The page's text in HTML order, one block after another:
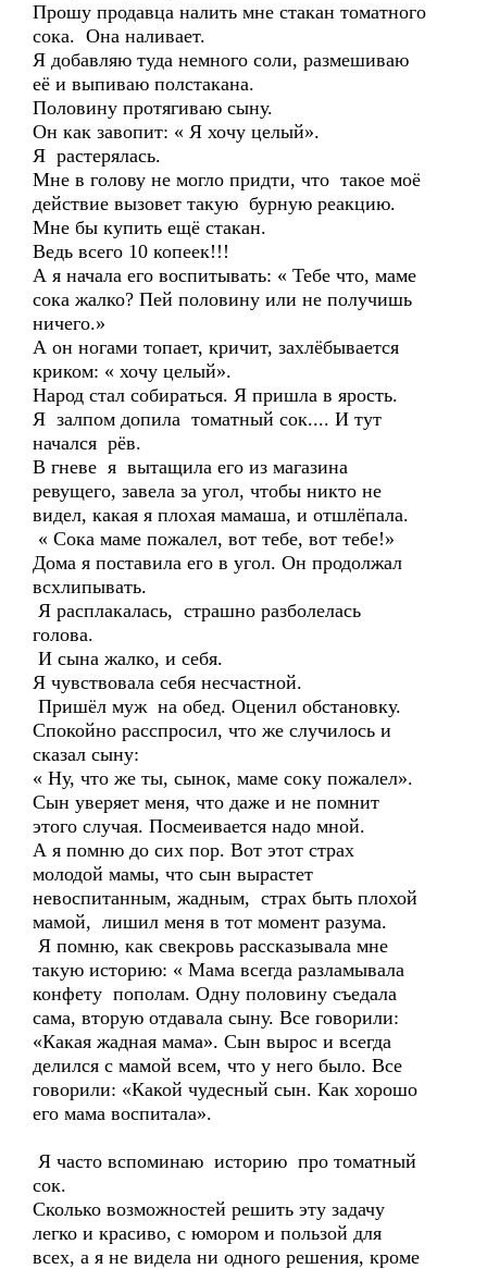
Прошу продавца налить мне стакан томатного
сока. Она наливает.
Я добавляю туда немного соли, размешиваю
её и выпиваю полстакана.
Половину протягиваю сыну.
Он как завопит: « Я хочу целый».
Я растерялась.
Мне в голову не могло придти, что такое моё
действие вызовет такую бурную реакцию.
Мне бы купить ещё стакан.
Ведь всего 10 копеек!!!
А я начала его воспитывать: « Тебе что, маме
сока жалко? Пей половину или не получишь
ничего.»
А он ногами топает, кричит, захлёбывается
криком: « хочу целый».
Народ стал собираться. Я пришла в ярость.
Я залпом допила томатный сок.... И тут
начался рёв.
В гневе я вытащила его из магазина
ревущего, завела за угол, чтобы никто не
видел, какая я плохая мамаша, и отшлёпала.
« Сока маме пожалел, вот тебе, вот тебе!»
Дома я поставила его в угол. Он продолжал
всхлипывать.
Я расплакалась, страшно разболелась
голова.
И сына жалко, и себя.
Я чувствовала себя несчастной.
Пришёл муж на обед. Оценил обстановку.
Спокойно расспросил, что же случилось и
сказал сыну:
« Ну, что же ты, сынок, маме соку пожалел».
Сын уверяет меня, что даже и не помнит
этого случая. Посмеивается надо мной.
А я помню до сих пор. Вот этот страх
молодой мамы, что сын вырастет
невоспитанным, жадным, страх быть плохой
мамой, лишил меня в тот момент разума.
Я помню, как свекровь рассказывала мне
такую историю: « Мама всегда разламывала
конфету пополам. Одну половину съедала
сама, вторую отдавала сыну. Все говорили:
«Какая жадная мама». Сын вырос и всегда
делился с мамой всем, что у него было. Все
говорили: «Какой чудесный сын. Как хорошо
его мама воспитала».
Я часто вспоминаю историю про томатный
сок.
Сколько возможностей решить эту задачу
легко и красиво, с юмором и пользой для
всех, а я не видела ни одного решения, кроме